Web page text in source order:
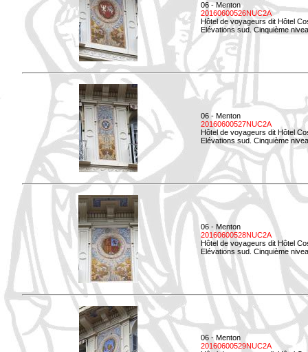
06 - Menton
20160600526NUC2A
Hôtel de voyageurs dit Hôtel
Elévations sud. Cinquième
06 - Menton
20160600527NUC2A
Hôtel de voyageurs dit Hôtel
Elévations sud. Cinquième
06 - Menton
20160600528NUC2A
Hôtel de voyageurs dit Hôtel
Elévations sud. Cinquième
06 - Menton
20160600529NUC2A